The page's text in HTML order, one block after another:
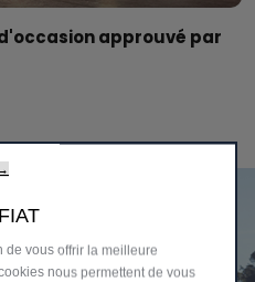
approuvé par
de vous offrir la meilleure
nous permettent de vous